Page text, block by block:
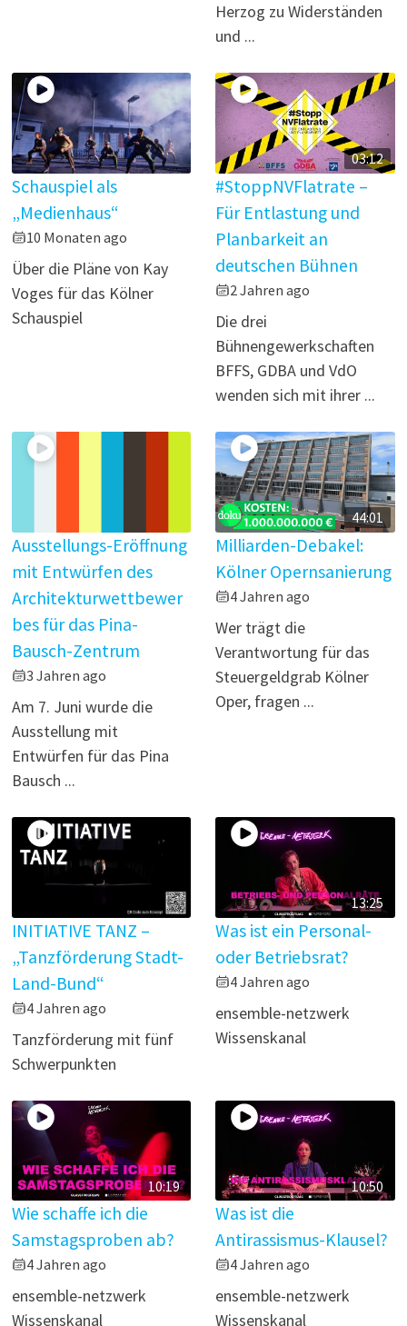
Herzog zu Widerständen
und ...
Schauspiel als
„Medienhaus“
10 Monaten ago
Über die Pläne von Kay
Voges für das Kölner
Schauspiel
03:12
#StoppNVFlatrate –
Für Entlastung und
Planbarkeit an
deutschen Bühnen
2 Jahren ago
Die drei
Bühnengewerkschaften
BFFS, GDBA und VdO
wenden sich mit ihrer ...
Ausstellungs-Eröffnung
mit Entwürfen des
Architekturwettbewer
bes für das Pina-
Bausch-Zentrum
3 Jahren ago
Am 7. Juni wurde die
Ausstellung mit
Entwürfen für das Pina
Bausch ...
44:01
Milliarden-Debakel:
Kölner Opernsanierung
4 Jahren ago
Wer trägt die
Verantwortung für das
Steuergeldgrab Kölner
Oper, fragen ...
INITIATIVE TANZ –
„Tanzförderung Stadt-
Land-Bund“
4 Jahren ago
Tanzförderung mit fünf
Schwerpunkten
13:25
Was ist ein Personal-
oder Betriebsrat?
4 Jahren ago
ensemble-netzwerk
Wissenskanal
10:19
Wie schaffe ich die
Samstagsproben ab?
4 Jahren ago
ensemble-netzwerk
Wissenskanal
10:50
Was ist die
Antirassismus-Klausel?
4 Jahren ago
ensemble-netzwerk
Wissenskanal